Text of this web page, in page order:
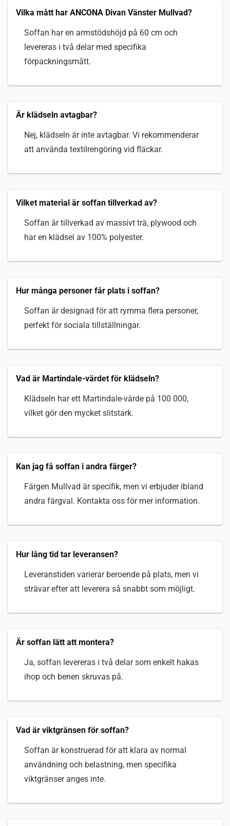
Vilka mått har ANCONA Divan Vänster Mullvad?
Soffan har en armstödshöjd på 60 cm och
levereras i två delar med specifika
förpackningsmått.
Är klädseln avtagbar?
Nej, klädseln är inte avtagbar. Vi rekommenderar
att använda textilrengöring vid fläckar.
Vilket material är soffan tillverkad av?
Soffan är tillverkad av massivt trä, plywood och
har en klädsel av 100% polyester.
Hur många personer får plats i soffan?
Soffan är designad för att rymma flera personer,
perfekt för sociala tillställningar.
Vad är Martindale-värdet för klädseln?
Klädseln har ett Martindale-värde på 100 000,
vilket gör den mycket slitstark.
Kan jag få soffan i andra färger?
Färgen Mullvad är specifik, men vi erbjuder ibland
andra färgval. Kontakta oss för mer information.
Hur lång tid tar leveransen?
Leveranstiden varierar beroende på plats, men vi
strävar efter att leverera så snabbt som möjligt.
Är soffan lätt att montera?
Ja, soffan levereras i två delar som enkelt hakas
ihop och benen skruvas på.
Vad är viktgränsen för soffan?
Soffan är konstruerad för att klara av normal
användning och belastning, men specifika
viktgränser anges inte.